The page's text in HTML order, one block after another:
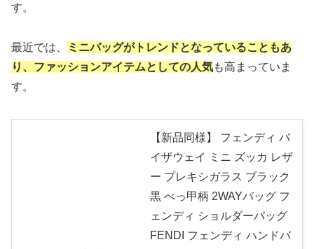
す。
最近では、
ミニバッグがトレンドとなっていることもあ
り、ファッションアイテムとしての人気も高まっていま
す。
【新品同様】 フェンディ バ
イザウェイ ミニ ズッカ レザ
ー プレキシガラス ブラック
黒 べっ甲柄 2WAYバッグ フ
ェンディ ショルダーバッグ
FENDI フェンディ ハンドバ